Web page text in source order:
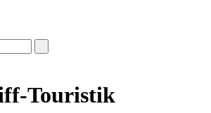
Touristik